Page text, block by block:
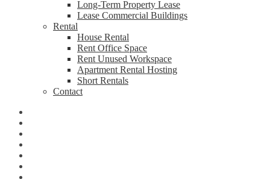
Long-Term Property Lease
Lease Commercial Buildings
Rental
House Rental
Rent Office Space
Rent Unused Workspace
Apartment Rental Hosting
Short Rentals
Contact